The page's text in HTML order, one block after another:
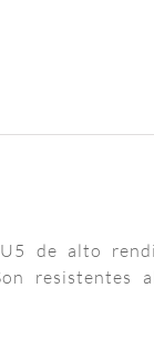
de alto
resistentes